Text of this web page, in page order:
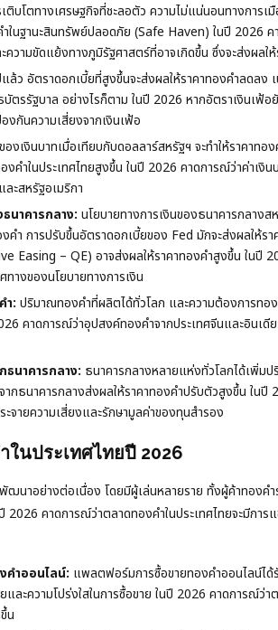
ติบโตทางเศรษฐกิจที่ชะลอตัว ความไม่แน่นอนทางการเ
นฐานะสินทรัพย์ปลอดภัย (Safe Haven) ในปี 2026 ค
ความขัดแย้งทางภูมิรัฐศาสตร์ที่อาจเกิดขึ้น ซึ่งจะส่งผล
แล้ว อัตราดอกเบี้ยที่สูงขึ้นจะส่งผลให้ราคาทองคำลดลง
ตรรัฐบาล อย่างไรก็ตาม ในปี 2026 หากอัตราเงินเฟ้
งกันความเสี่ยงจากเงินเฟ้อ
งเงินบาทเมื่อเทียบกับดอลลาร์สหรัฐฯ จะทำให้ราคาทอ
องคำในประเทศไทยสูงขึ้น ในปี 2026 คาดการณ์ว่าค่าเ
ละสหรัฐอเมริกา
นาคารกลาง: นโยบายทางการเงินของธนาคารกลาง
คำ การปรับขึ้นอัตราดอกเบี้ยของ Fed มักจะส่งผลให้ร
Easing – QE) อาจส่งผลให้ราคาทองคำสูงขึ้น ในปี
ทางของนโยบายทางการเงิน
ำ: ปริมาณทองคำที่ผลิตได้ทั่วโลก และความต้องการทอ
คาดการณ์ว่าอุปสงค์ทองคำจากประเทศจีนและอินเ
ธนาคารกลาง: ธนาคารกลางหลายแห่งทั่วโลกได้เพิ่ม
กธนาคารกลางส่งผลให้ราคาทองคำปรับตัวสูงขึ้น ในปี
จายความเสี่ยงและรักษามูลค่าของทุนสำรอง
นประเทศไทยปี 2026
ฒนาอย่างต่อเนื่อง โดยมีผู้เล่นหลายราย ทั้งผู้ค้าทอง
2026 คาดการณ์ว่าตลาดทองคำในประเทศไทยจะมีกา
คำออนไลน์: แพลตฟอร์มการซื้อขายทองคำออนไลน์ได้
และความโปร่งใสในการซื้อขาย ในปี 2026 คาดการณ์
น